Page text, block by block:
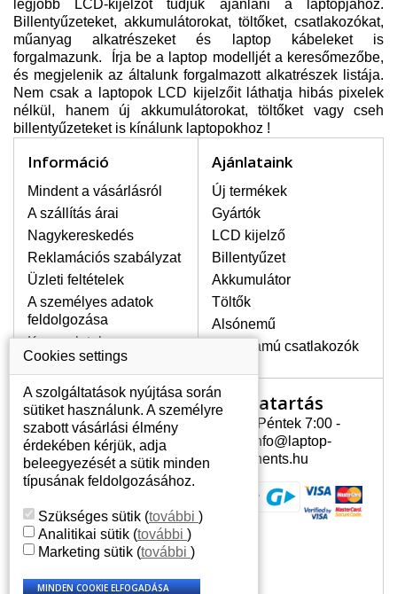
legjobb LCD-kijelzőt tudjuk ajánlani a laptopjához.
Billentyűzeteket, akkumulátorokat, töltőket, csatlakozókat,
műanyag alkatrészeket és laptop kábeleket is
forgalmazunk. Írja be a laptop modelljét a keresőmezőbe,
és megjelenik az általunk forgalmazott alkatrészek listája.
Nem csak a laptopok LCD kijelzőit láthatja hibás pixelek
nélkül, hanem új akkumulátorokat, töltőket vagy cseh
billentyűzeteket is kínálunk laptopokhoz !
Információ
Mindent a vásárlásról
A szállítás árai
Nagykereskedés
Reklamációs szabályzat
Üzleti feltételek
A személyes adatok
feldolgozása
Kapcsolatok
Ajánlataink
Új termékek
Gyártók
LCD kijelző
Billentyűzet
Akkumulátor
Töltők
Alsónemű
Erősáramú csatlakozók
Az Ön számlája
Az Ön számlája
Személyes információk
Címek
Nyitvatartás
Hétfõ - Péntek 7:00 -
15:30 info@laptop-
components.hu
Cookies settings
A szolgáltatások nyújtása során
sütiket használunk. A személyre
szabott vásárlási élmény
érdekében kérjük, adja
beleegyezését a sütik minden
típusának feldolgozásához.
Szükséges sütik (további )
Analitikai sütik (további )
Marketing sütik (további )